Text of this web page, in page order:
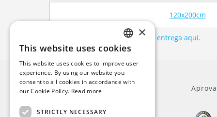
120x200cm
Veja as nossas especificações de entrega aqui.
Geral
Quem somos
ENGLISH
DUTCH
GERMAN
×
This website uses cookies
This website uses cookies to improve user
experience. By using our website you
consent to all cookies in accordance with
our Cookie Policy. Read more
STRICTLY NECESSARY